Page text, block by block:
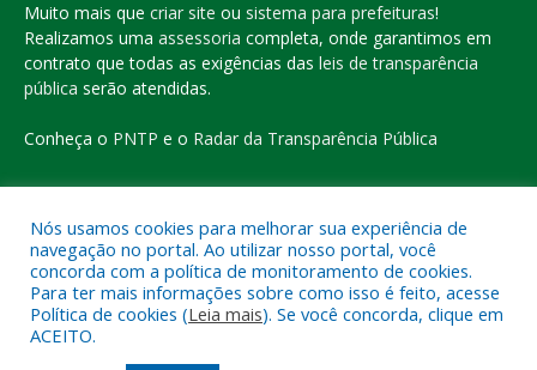
Muito mais que criar site ou sistema para prefeituras!
Realizamos uma assessoria completa, onde garantimos em
contrato que todas as exigências das leis de transparência
pública serão atendidas.
Conheça o PNTP e o Radar da Transparência Pública
Todos os direitos reservados a Prefeitura Municipal de Eldorado
do Carajás
Mapa do Site
Acessar o Webmail
Nós usamos cookies para melhorar sua experiência de
navegação no portal. Ao utilizar nosso portal, você
concorda com a política de monitoramento de cookies.
Para ter mais informações sobre como isso é feito, acesse
Política de cookies (Leia mais). Se você concorda, clique em
ACEITO.